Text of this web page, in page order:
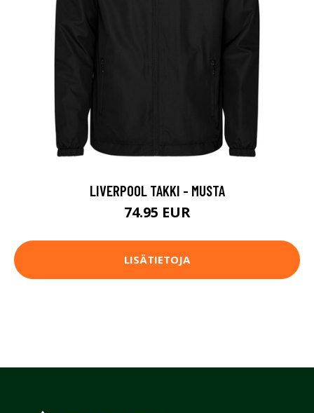
LIVERPOOL TAKKI - MUSTA
74.95 EUR
LISÄTIETOJA